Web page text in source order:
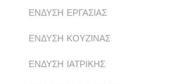
ΕΝΔΥΣΗ ΕΡΓΑΣΙΑΣ
ΕΝΔΥΣΗ ΚΟΥΖΙΝΑΣ
ΕΝΔΥΣΗ ΙΑΤΡΙΚΗΣ